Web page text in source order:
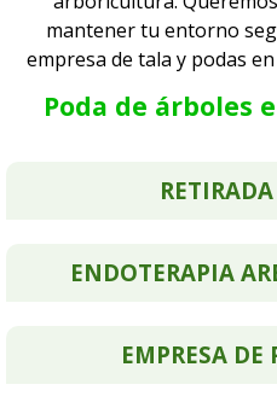
mantener tu entorno
empresa de tala y podas
Poda de árboles
ENDOTERAPIA
EMPRESA DE